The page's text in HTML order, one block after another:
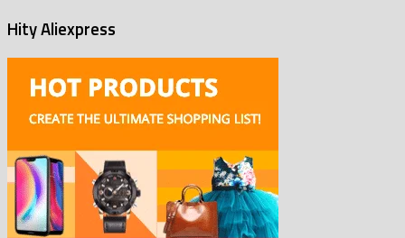
Hity Aliexpress